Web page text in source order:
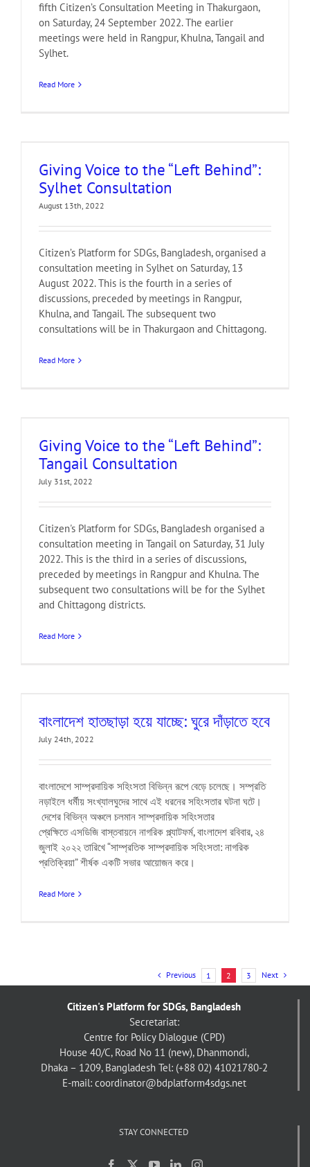
fifth Citizen’s Consultation Meeting in Thakurgaon,
on Saturday, 24 September 2022. The earlier
meetings were held in Rangpur, Khulna, Tangail and
Sylhet.
Read More
Giving Voice to the “Left Behind”:
Sylhet Consultation
August 13th, 2022
Citizen’s Platform for SDGs, Bangladesh, organised a
consultation meeting in Sylhet on Saturday, 13
August 2022. This is the fourth in a series of
discussions, preceded by meetings in Rangpur,
Khulna, and Tangail. The subsequent two
consultations will be in Thakurgaon and Chittagong.
Read More
Giving Voice to the “Left Behind”:
Tangail Consultation
July 31st, 2022
Citizen's Platform for SDGs, Bangladesh organised a
consultation meeting in Tangail on Saturday, 31 July
2022. This is the third in a series of discussions,
preceded by meetings in Rangpur and Khulna. The
subsequent two consultations will be for the Sylhet
and Chittagong districts.
Read More
বাংলাদেশ হাতছাড়া হয়ে যাচ্ছে: ঘুরে দাঁড়াতে হবে
July 24th, 2022
বাংলাদেশে সাম্প্রদায়িক সহিংসতা বিভিন্ন রূপে বেড়ে চলেছে। সম্প্রতি
নড়াইলে ধর্মীয় সংখ্যালঘুদের সাথে এই ধরনের সহিংসতার ঘটনা ঘটে।
দেশের বিভিন্ন অঞ্চলে চলমান সাম্প্রদায়িক সহিংসতার
প্রেক্ষিতে এসডিজি বাস্তবায়নে নাগরিক প্ল্যাটফর্ম, বাংলাদেশ রবিবার, ২৪
জুলাই ২০২২ তারিখে “সাম্প্রতিক সাম্প্রদায়িক সহিংসতা: নাগরিক
প্রতিক্রিয়া” শীর্ষক একটি সভার আয়োজন করে।
Read More
Previous 1 2 3 Next
Citizen's Platform for SDGs, Bangladesh
Secretariat:
Centre for Policy Dialogue (CPD)
House 40/C, Road No 11 (new), Dhanmondi,
Dhaka – 1209, Bangladesh Tel: (+88 02) 41021780-2
E-mail: coordinator@bdplatform4sdgs.net
STAY CONNECTED